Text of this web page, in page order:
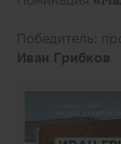
Победитель:
Иван Грибков